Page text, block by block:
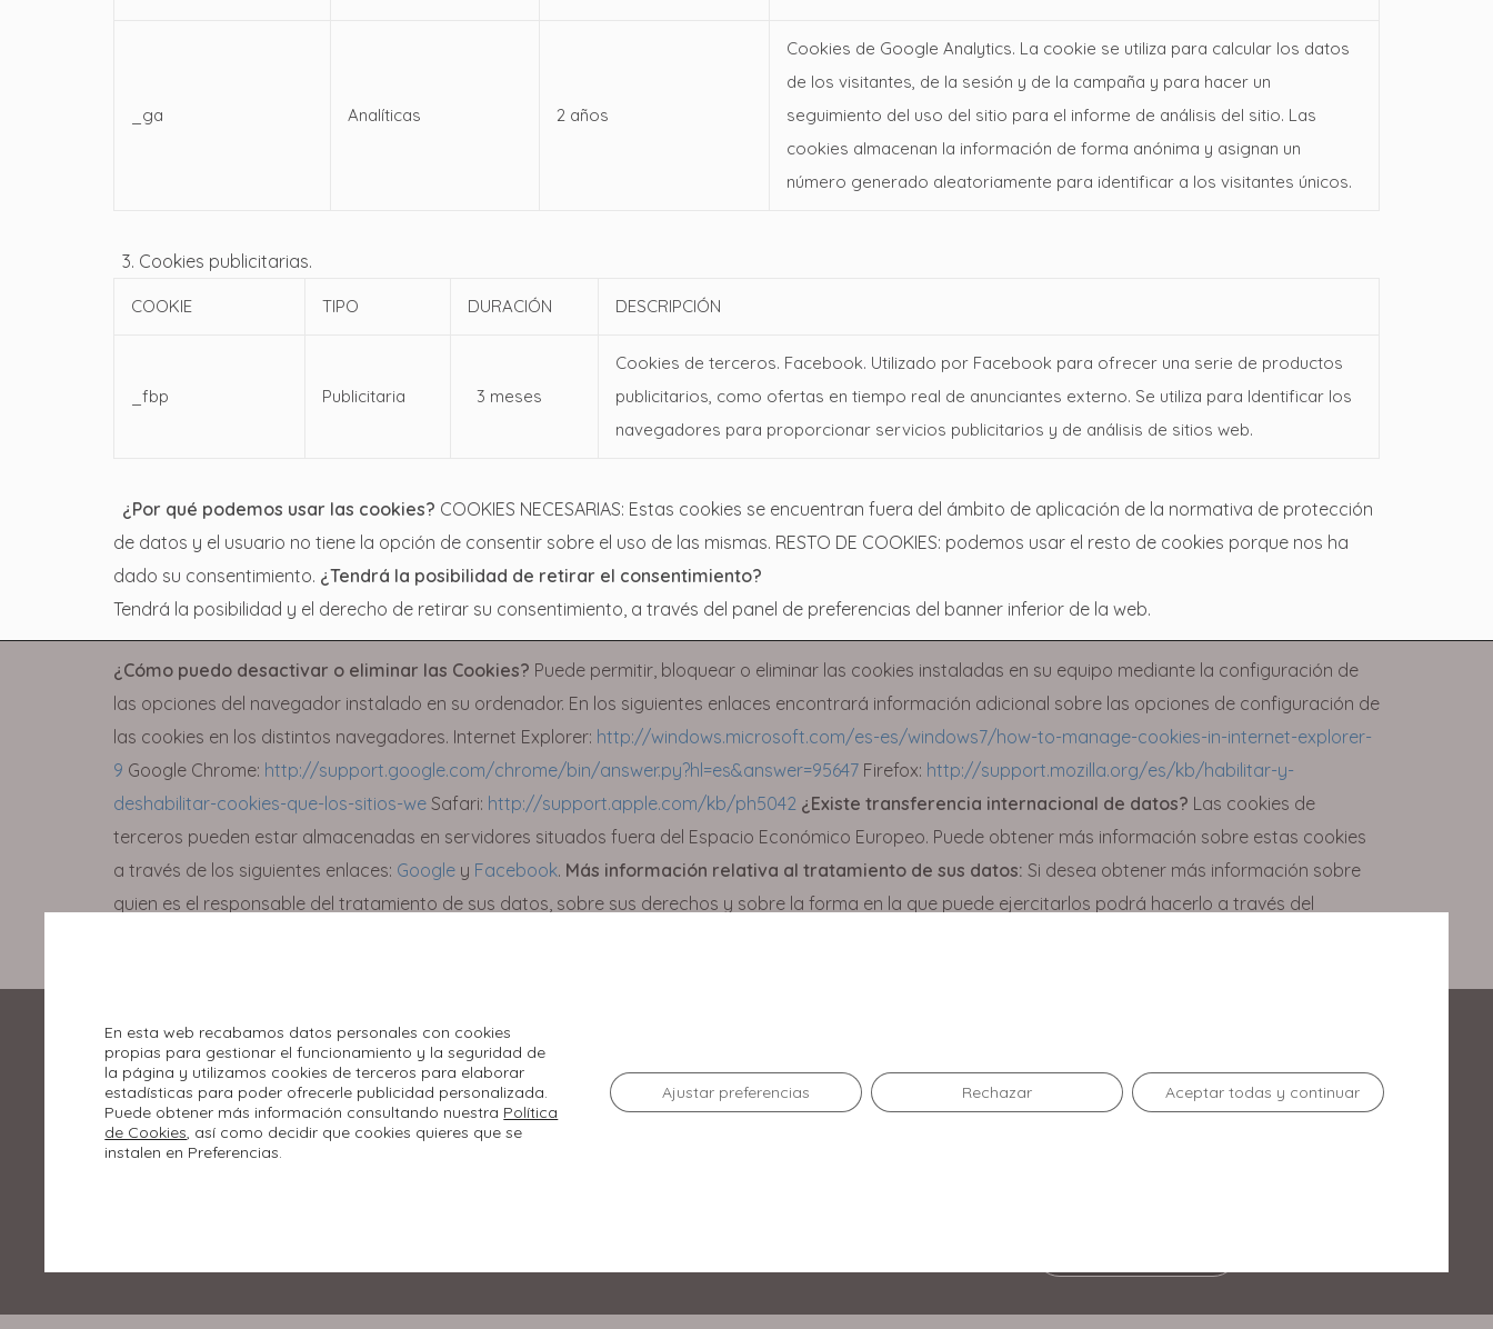
_ga Analíticas 2 años
Cookies de Google Analytics. La cookie se utiliza para calcular los datos
de los visitantes, de la sesión y de la campaña y para hacer un
seguimiento del uso del sitio para el informe de análisis del sitio. Las
cookies almacenan la información de forma anónima y asignan un
número generado aleatoriamente para identificar a los visitantes únicos.
3. Cookies publicitarias.
COOKIE TIPO DURACIÓN DESCRIPCIÓN
_fbp Publicitaria 3 meses
Cookies de terceros. Facebook. Utilizado por Facebook para ofrecer una serie de productos
publicitarios, como ofertas en tiempo real de anunciantes externo. Se utiliza para Identificar los
navegadores para proporcionar servicios publicitarios y de análisis de sitios web.
¿Por qué podemos usar las cookies? COOKIES NECESARIAS: Estas cookies se encuentran fuera del ámbito de aplicación de la normativa de protección
de datos y el usuario no tiene la opción de consentir sobre el uso de las mismas. RESTO DE COOKIES: podemos usar el resto de cookies porque nos ha
dado su consentimiento. ¿Tendrá la posibilidad de retirar el consentimiento?
Tendrá la posibilidad y el derecho de retirar su consentimiento, a través del panel de preferencias del banner inferior de la web.
¿Cómo puedo desactivar o eliminar las Cookies? Puede permitir, bloquear o eliminar las cookies instaladas en su equipo mediante la configuración de
las opciones del navegador instalado en su ordenador. En los siguientes enlaces encontrará información adicional sobre las opciones de configuración de
las cookies en los distintos navegadores. Internet Explorer: http://windows.microsoft.com/es-es/windows7/how-to-manage-cookies-in-internet-explorer-
9 Google Chrome: http://support.google.com/chrome/bin/answer.py?hl=es&answer=95647 Firefox: http://support.mozilla.org/es/kb/habilitar-y-
deshabilitar-cookies-que-los-sitios-we Safari: http://support.apple.com/kb/ph5042 ¿Existe transferencia internacional de datos? Las cookies de
terceros pueden estar almacenadas en servidores situados fuera del Espacio Económico Europeo. Puede obtener más información sobre estas cookies
a través de los siguientes enlaces: Google y Facebook. Más información relativa al tratamiento de sus datos: Si desea obtener más información sobre
quien es el responsable del tratamiento de sus datos, sobre sus derechos y sobre la forma en la que puede ejercitarlos podrá hacerlo a través del
Rúa Miradoiro, 2.
El Centro
Tiendas
Enlaces de Interés
En esta web recabamos datos personales con cookies
propias para gestionar el funcionamiento y la seguridad de
la página y utilizamos cookies de terceros para elaborar
estadísticas para poder ofrecerle publicidad personalizada.
Puede obtener más información consultando nuestra Política
de Cookies, así como decidir que cookies quieres que se
instalen en Preferencias.
Aceptar todas y continuar
Rechazar
Ajustar preferencias